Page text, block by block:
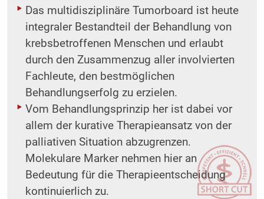
Das multidisziplinäre Tumorboard ist heute
integraler Bestandteil der Behandlung von
krebsbetroffenen Menschen und erlaubt
durch den Zusammenzug aller involvierten
Fachleute, den bestmöglichen
Behandlungserfolg zu erzielen.
Vom Behandlungsprinzip her ist dabei vor
allem der kurative Therapieansatz von der
palliativen Situation abzugrenzen.
Molekulare Marker nehmen hier an
Bedeutung für die Therapieentscheidung
kontinuierlich zu.